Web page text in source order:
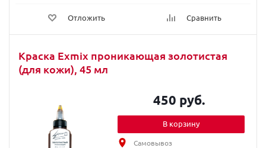
Отложить Сравнить
Краска Exmix проникающая золотистая
(для кожи), 45 мл
450 руб.
В корзину
Самовывоз